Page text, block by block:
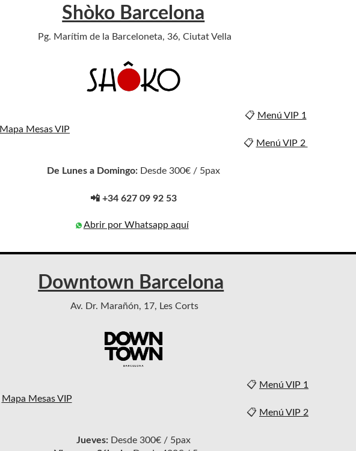
Shòko Barcelona
Pg. Marítim de la Barceloneta, 36, Ciutat Vella
Mapa Mesas VIP
📋 Menú VIP 1
📋 Menú VIP 2
De Lunes a Domingo: Desde 300€ / 5pax
📲 +34 627 09 92 53
Abrir por Whatsapp aquí
Downtown Barcelona
Av. Dr. Marañón, 17, Les Corts
Mapa Mesas VIP
📋 Menú VIP 1
📋 Menú VIP 2
Jueves: Desde 300€ / 5pax